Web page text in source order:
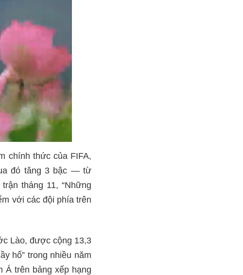
chính thức của FIFA,
đó tăng 3 bậc — từ
tháng 11, “Những
với các đội phía trên
Lào, được cộng 13,3
hổ” trong nhiều năm
Á trên bảng xếp hạng